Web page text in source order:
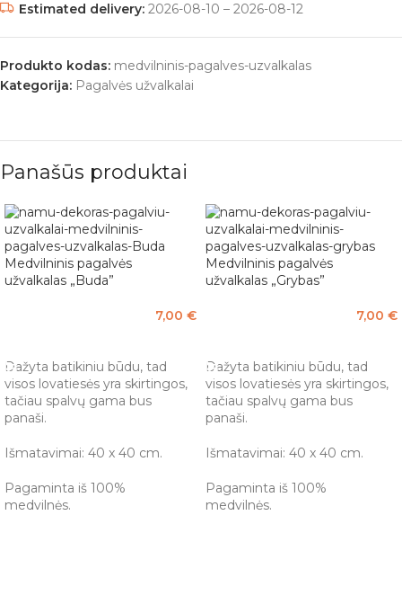
Estimated delivery: 2026-08-10 – 2026-08-12
Produkto kodas: medvilninis-pagalves-uzvalkalas
Kategorija: Pagalvės užvalkalai
Panašūs produktai
Medvilninis pagalvės
užvalkalas „Buda”
7,00 €
Dažyta batikiniu būdu, tad
visos lovatiesės yra skirtingos,
tačiau spalvų gama bus
panaši.
Išmatavimai: 40 x 40 cm.
Pagaminta iš 100%
medvilnės.
Medvilninis pagalvės
užvalkalas „Grybas”
7,00 €
Dažyta batikiniu būdu, tad
visos lovatiesės yra skirtingos,
tačiau spalvų gama bus
panaši.
Išmatavimai: 40 x 40 cm.
Pagaminta iš 100%
medvilnės.